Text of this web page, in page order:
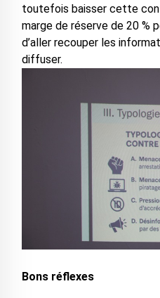
toutefois baisser cette
marge de réserve de 20 %
d’aller recouper les
diffuser.
Bons réflexes